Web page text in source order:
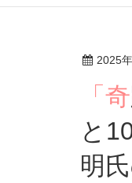
2025
「奇跡が起きる毎朝1分日記」の著者の三宅裕之氏
と
明